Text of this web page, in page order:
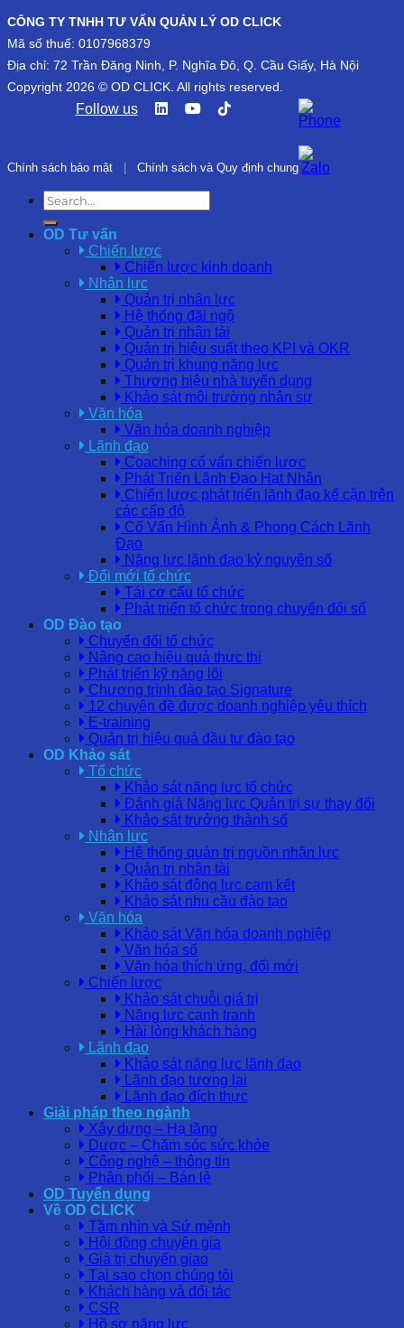
CÔNG TY TNHH TƯ VẤN QUẢN LÝ OD CLICK
Mã số thuế: 0107968379
Địa chỉ: 72 Trần Đăng Ninh, P. Nghĩa Đô, Q. Cầu Giấy, Hà Nội
Copyright 2026 © OD CLICK. All rights reserved.
Follow us
Chính sách bảo mật | Chính sách và Quy định chung
OD Tư vấn
Chiến lược
Chiến lược kinh doanh
Nhân lực
Quản trị nhân lực
Hệ thống đãi ngộ
Quản trị nhân tài
Quản trị hiệu suất theo KPI và OKR
Quản trị khung năng lực
Thương hiệu nhà tuyển dụng
Khảo sát môi trường nhân sự
Văn hóa
Văn hóa doanh nghiệp
Lãnh đạo
Coaching cố vấn chiến lược
Phát Triển Lãnh Đạo Hạt Nhân
Chiến lược phát triển lãnh đạo kế cận trên
các cấp độ
Cố Vấn Hình Ảnh & Phong Cách Lãnh
Đạo
Năng lực lãnh đạo kỷ nguyên số
Đổi mới tổ chức
Tái cơ cấu tổ chức
Phát triển tổ chức trong chuyển đổi số
OD Đào tạo
Chuyển đổi tổ chức
Nâng cao hiệu quả thực thi
Phát triển kỹ năng lõi
Chương trình đào tạo Signature
12 chuyên đề được doanh nghiệp yêu thích
E-training
Quản trị hiệu quả đầu tư đào tạo
OD Khảo sát
Tổ chức
Khảo sát năng lực tổ chức
Đánh giá Năng lực Quản trị sự thay đổi
Khảo sát trưởng thành số
Nhân lực
Hệ thống quản trị nguồn nhân lực
Quản trị nhân tài
Khảo sát động lực cam kết
Khảo sát nhu cầu đào tạo
Văn hóa
Khảo sát Văn hóa doanh nghiệp
Văn hóa số
Văn hóa thích ứng, đổi mới
Chiến lược
Khảo sát chuỗi giá trị
Năng lực cạnh tranh
Hài lòng khách hàng
Lãnh đạo
Khảo sát năng lực lãnh đạo
Lãnh đạo tương lai
Lãnh đạo đích thực
Giải pháp theo ngành
Xây dựng – Hạ tầng
Dược – Chăm sóc sức khỏe
Công nghệ – thông tin
Phân phối – Bán lẻ
OD Tuyển dụng
Về OD CLICK
Tầm nhìn và Sứ mệnh
Hội đồng chuyên gia
Giá trị chuyển giao
Tại sao chọn chúng tôi
Khách hàng và đối tác
CSR
Hồ sơ năng lực